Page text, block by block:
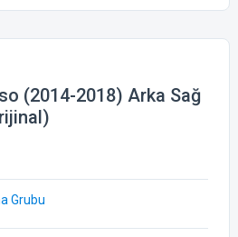
(2014-2018) Arka Sağ
Grubu